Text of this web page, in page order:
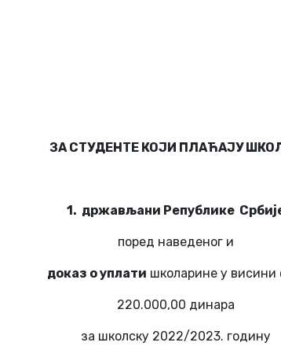
ЗА СТУДЕНТЕ КОЈИ ПЛАЋАЈУ
1. држављани Републике
поред наведеног и
доказ о уплати школарине у висини
220.000,00 динара
за школску 2022/2023. годину